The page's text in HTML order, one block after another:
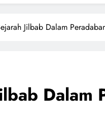
Jilbab Dalam
Dalam